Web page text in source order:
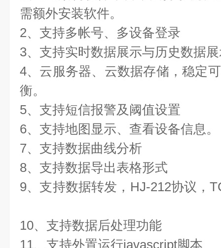
需额外安装软件。
2、支持多帐号、多设备登录
3、支持实时数据展示与历史数据
4、云服务器、云数据存储，稳定
衡。
5、支持短信报警及阈值设置
6、支持地图显示、查看设备信息
7、支持数据曲线分析
8、支持数据导出表格形式
9、支持数据转发，HJ-212协议，
10、支持数据后处理功能
11、支持外置运行javascript脚本